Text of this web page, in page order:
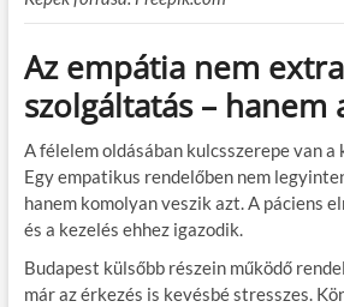
Az empátia nem extra
szolgáltatás – hanem
A félelem oldásában kulcsszerepe van a
Egy empatikus rendelőben nem
hanem komolyan veszik azt. A páciens
és a kezelés ehhez igazodik.
Budapest külsőbb részein működő
már az érkezés is kevésbé stresszes.